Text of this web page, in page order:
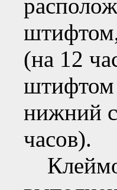
(на 12
штифтом
нижний
часов).